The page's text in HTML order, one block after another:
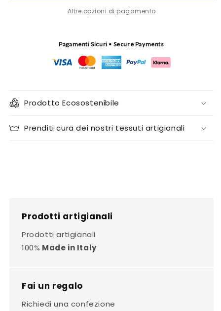
Altre opzioni di pagamento
Pagamenti Sicuri • Secure Payments
Prodotto Ecosostenibile
Prenditi cura dei nostri tessuti artigianali
Prodotti artigianali
Prodotti artigianali
100% Made in Italy
Fai un regalo
Richiedi una confezione